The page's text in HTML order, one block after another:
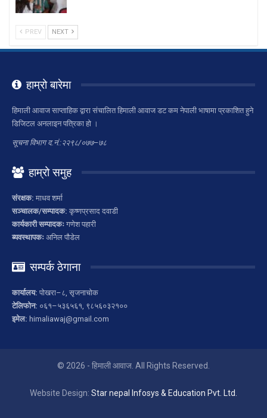
PREV NEXT
हाम्रो बारेमा
हिमाली आवाज साप्ताहिक द्वारा संचालित हिमाली आवाज डट कम नेपाली भाषामा प्रकाशित हुने
डिजिटल अनलाइन पत्रिका हो ।
सूचना विभाग द.नं.:२२९८/०७७–७८
हाम्रो समुह
संरक्षक: माधव शर्मा
सञ्चालक/सम्पादक: कृष्णप्रसाद दवाडी
कार्यकारी सम्पादकः गणेश पहारी
ब्यवस्थापकः अनिल पौडेल
सम्पर्क ठेगाना
कार्यालय: पोखरा–८, सृजनाचोक
टेलिफोन: ०६१–५३६५६१, ९८५६०३२१००
इमेल: himaliawaj@gmail.com
© 2026 - हिमाली आवाज. All Rights Reserved.
Website Design: Star nepal Infosys & Education Pvt. Ltd.